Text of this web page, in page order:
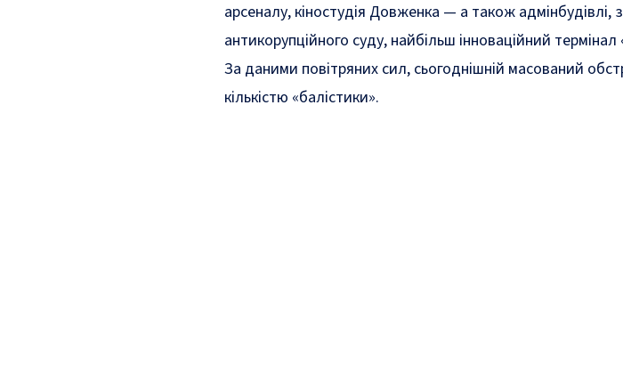
арсеналу, кіностудія Довженка — а також адмінбудівлі,
антикорупційного суду, найбільш інноваційний
За даними повітряних сил, сьогоднішній масований
кількістю «балістики».